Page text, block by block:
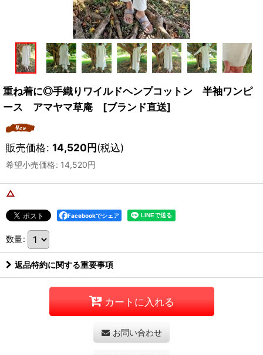
重ね着に◎手織りワイルドヘンプコットン 半袖ワンピ
ース アマヤマ草庵 [ブランド直送]
販売価格: 14,520円(税込)
希望小売価格: 14,520円
△
Facebookでシェア
数量:
返品特約に関する重要事項
カートに入れる
お問い合わせ